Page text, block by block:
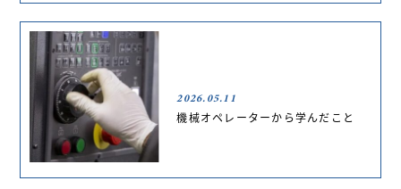
2026.05.11
機械オペレーターから学んだこと